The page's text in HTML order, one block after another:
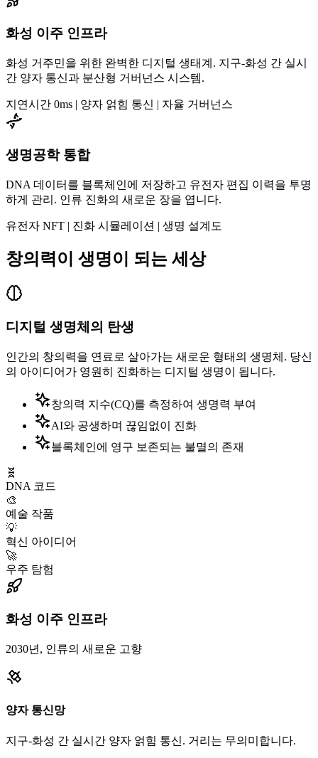
화성 이주 인프라
화성 거주민을 위한 완벽한 디지털 생태계. 지구-화성 간 실시
간 양자 통신과 분산형 거버넌스 시스템.
지연시간 0ms | 양자 얽힘 통신 | 자율 거버넌스
생명공학 통합
DNA 데이터를 블록체인에 저장하고 유전자 편집 이력을 투명
하게 관리. 인류 진화의 새로운 장을 엽니다.
유전자 NFT | 진화 시뮬레이션 | 생명 설계도
창의력이 생명이 되는 세상
디지털 생명체의 탄생
인간의 창의력을 연료로 살아가는 새로운 형태의 생명체. 당신
의 아이디어가 영원히 진화하는 디지털 생명이 됩니다.
창의력 지수(CQ)를 측정하여 생명력 부여
AI와 공생하며 끊임없이 진화
블록체인에 영구 보존되는 불멸의 존재
🧬
DNA 코드
🎨
예술 작품
💡
혁신 아이디어
🚀
우주 탐험
화성 이주 인프라
2030년, 인류의 새로운 고향
양자 통신망
지구-화성 간 실시간 양자 얽힘 통신. 거리는 무의미합니다.